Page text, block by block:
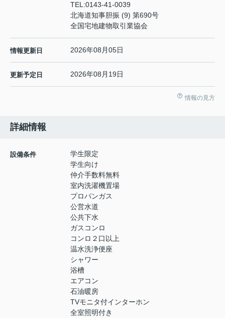
TEL:0143-41-0039
北海道知事胆振 (9) 第690号
全国宅地建物取引業協会
情報更新日 2026年08月05日
更新予定日 2026年08月19日
情報の見方
詳細情報
設備条件
学生限定
学生向け
仲介手数料無料
室内洗濯機置場
プロパンガス
公営水道
公共下水
ガスコンロ
コンロ２口以上
温水洗浄便座
シャワー
浴槽
エアコン
石油暖房
TVモニタ付インターホン
全室照明付き